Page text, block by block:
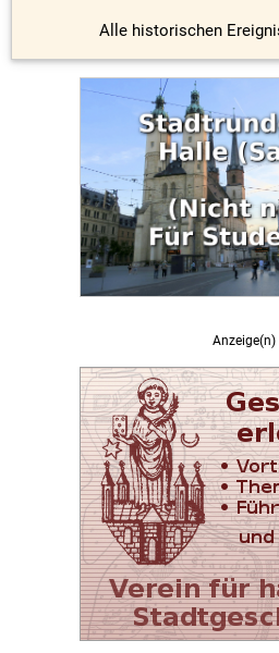
Alle historischen
Anzeige(n)